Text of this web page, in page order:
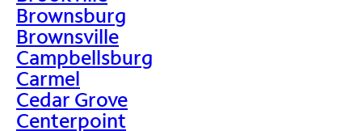
Brownsburg
Brownsville
Campbellsburg
Carmel
Cedar Grove
Centerpoint